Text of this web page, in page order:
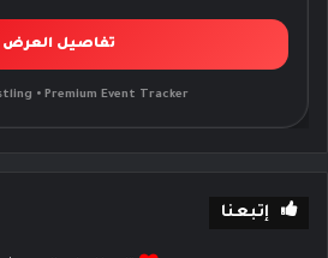
تفاصيل العرض
• Premium Event Tracker
إتبعنا